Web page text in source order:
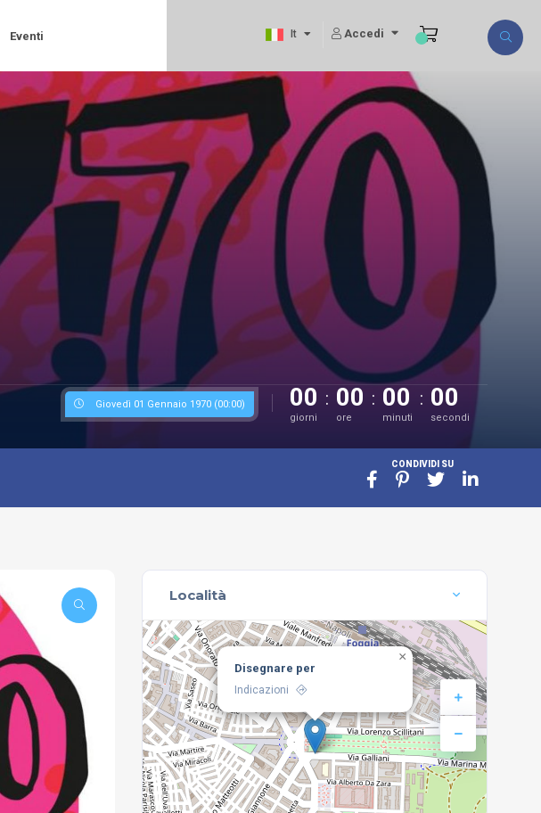
Accedi
It
Eventi
00
giorni
00
ore
00
minuti
00
secondi
Giovedì 01 Gennaio 1970 (00:00)
CONDIVIDI SU
Località
Disegnare per
Indicazioni
×